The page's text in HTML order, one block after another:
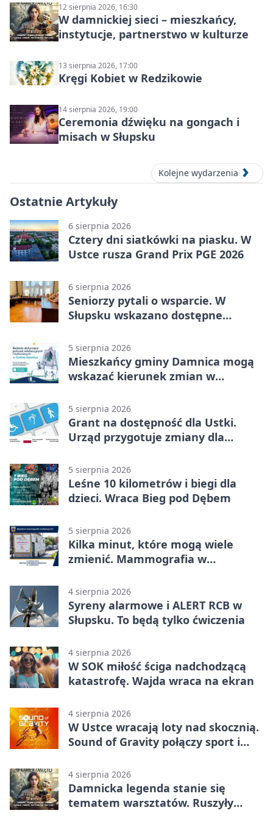
12 sierpnia 2026, 16:30
W damnickiej sieci – mieszkańcy,
instytucje, partnerstwo w kulturze
13 sierpnia 2026, 17:00
Kręgi Kobiet w Redzikowie
14 sierpnia 2026, 19:00
Ceremonia dźwięku na gongach i
misach w Słupsku
Kolejne wydarzenia
Ostatnie Artykuły
6 sierpnia 2026
Cztery dni siatkówki na piasku. W
Ustce rusza Grand Prix PGE 2026
6 sierpnia 2026
Seniorzy pytali o wsparcie. W
Słupsku wskazano dostępne
5 sierpnia 2026
Mieszkańcy gminy Damnica mogą
wskazać kierunek zmian w
5 sierpnia 2026
Grant na dostępność dla Ustki.
Urząd przygotuje zmiany dla
5 sierpnia 2026
Leśne 10 kilometrów i biegi dla
dzieci. Wraca Bieg pod Dębem
5 sierpnia 2026
Kilka minut, które mogą wiele
zmienić. Mammografia w
4 sierpnia 2026
Syreny alarmowe i ALERT RCB w
Słupsku. To będą tylko ćwiczenia
4 sierpnia 2026
W SOK miłość ściga nadchodzącą
katastrofę. Wajda wraca na ekran
4 sierpnia 2026
W Ustce wracają loty nad skocznią.
Sound of Gravity połączy sport i
4 sierpnia 2026
Damnicka legenda stanie się
tematem warsztatów. Ruszyły